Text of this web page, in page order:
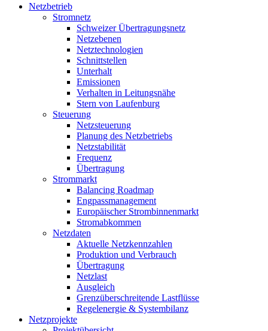
Netzbetrieb
Stromnetz
Schweizer Übertragungsnetz
Netzebenen
Netztechnologien
Schnittstellen
Unterhalt
Emissionen
Verhalten in Leitungsnähe
Stern von Laufenburg
Steuerung
Netzsteuerung
Planung des Netzbetriebs
Netzstabilität
Frequenz
Übertragung
Strommarkt
Balancing Roadmap
Engpassmanagement
Europäischer Strombinnenmarkt
Stromabkommen
Netzdaten
Aktuelle Netzkennzahlen
Produktion und Verbrauch
Übertragung
Netzlast
Ausgleich
Grenzüberschreitende Lastflüsse
Regelenergie & Systembilanz
Netzprojekte